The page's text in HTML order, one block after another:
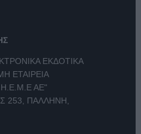
ΕΚΔΟΤΙΚΑ
ΕΤΑΙΡΕΙΑ
ΑΕ"
253, ΠΑΛΛΗΝΗ,